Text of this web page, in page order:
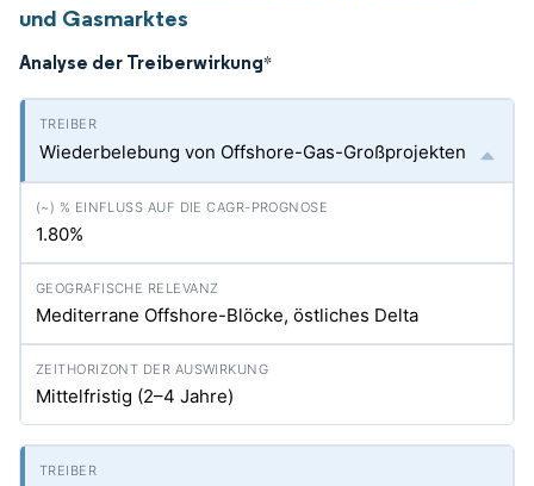
und Gasmarktes
Analyse der Treiberwirkung*
Wiederbelebung von Offshore-Gas-Großprojekten
1.80%
Mediterrane Offshore-Blöcke, östliches Delta
Mittelfristig (2–4 Jahre)